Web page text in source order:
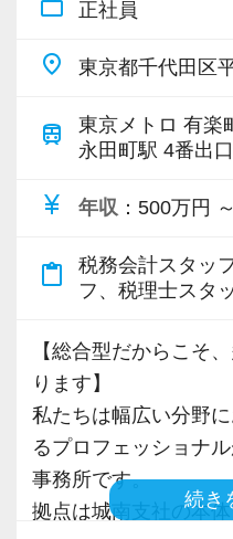
まらないお客様の総
ームを組織し担当業
をバックアップします
るポジションです】
場合の取扱いなど、
でサービスを提供す
事業設計やその運営
常では経験できない
です。
もちろん、公益法人
課税制度や寄附金控
する業務もあります。
work_outline 正社員
place 東京都千代田区
train
東京メトロ 有楽
永田町駅 4番出
currency_yen 年収 ：500万円
content_paste
税務会計スタッ
フ、税理士スタ
【総合型だからこそ
ります】
私たちは幅広い分野
るプロフェッショナ
事務所です。
拠点は城南支社の本
続き